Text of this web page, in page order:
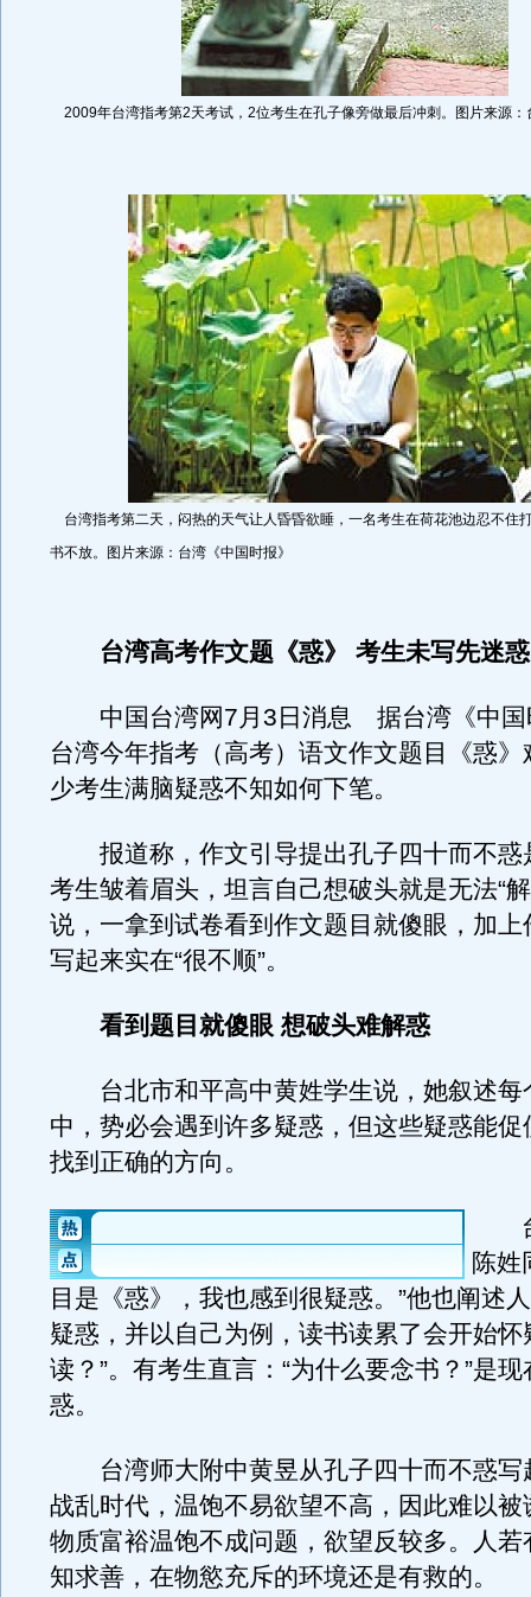
2009年台湾指考第2天考试，2位考生在孔子像旁做最后冲刺。图片来源：
台湾指考第二天，闷热的天气让人昏昏欲睡，一名考生在荷花池边忍不住
书不放。图片来源：台湾《中国时报》
台湾高考作文题《惑》 考生未写先迷
中国台湾网7月3日消息 据台湾《中国
台湾今年指考（高考）语文作文题目《惑
少考生满脑疑惑不知如何下笔。
报道称，作文引导提出孔子四十而不惑
考生皱着眉头，坦言自己想破头就是无法“
说，一拿到试卷看到作文题目就傻眼，加上
写起来实在“很不顺”。
看到题目就傻眼 想破头难解惑
台北市和平高中黄姓学生说，她叙述每
中，势必会遇到许多疑惑，但这些疑惑能促
找到正确的方向。
台
陈姓
目是《惑》，我也感到很疑惑。”他也阐述
疑惑，并以自己为例，读书读累了会开始怀
读？”。有考生直言：“为什么要念书？”是
惑。
台湾师大附中黄昱从孔子四十而不惑写
战乱时代，温饱不易欲望不高，因此难以被
物质富裕温饱不成问题，欲望反较多。人若
知求善，在物慾充斥的环境还是有救的。